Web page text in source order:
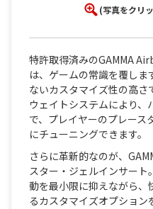
(写真をクリ
特許取得済みのGAMMA
は、ゲームの常識を覆し
ないカスタマイズ性の高さ
ウェイトシステムにより
で、プレイヤーのプレース
にチューニングできます。
さらに革新的なのが、
スター・ジェルインサー
動を最小限に抑えながら、
るカスタマイズオプション